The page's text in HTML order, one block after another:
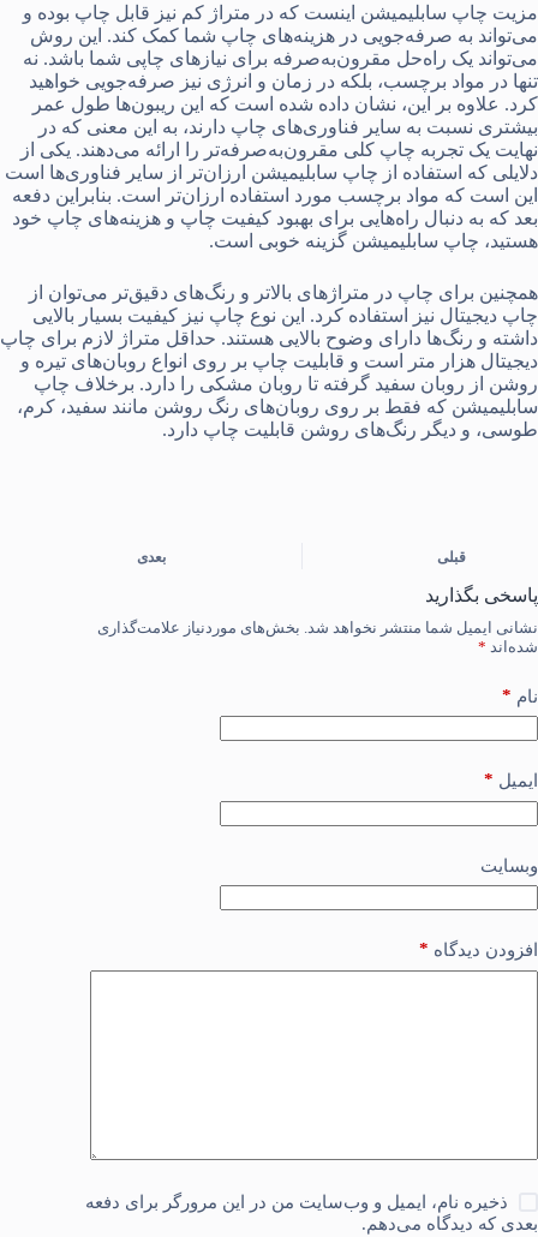
مزیت چاپ سابلیمیشن اینست که در متراژ کم نیز قابل چاپ بوده و
می‌تواند به صرفه‌جویی در هزینه‌های چاپ شما کمک کند. این روش
می‌تواند یک راه‌حل مقرون‌به‌صرفه برای نیازهای چاپی شما باشد. نه
تنها در مواد برچسب، بلکه در زمان و انرژی نیز صرفه‌جویی خواهید
کرد. علاوه بر این، نشان داده شده است که این ریبون‌ها طول عمر
بیشتری نسبت به سایر فناوری‌های چاپ دارند، به این معنی که در
نهایت یک تجربه چاپ کلی مقرون‌به‌صرفه‌تر را ارائه می‌دهند. یکی از
دلایلی که استفاده از چاپ سابلیمیشن ارزان‌تر از سایر فناوری‌ها است
این است که مواد برچسب مورد استفاده ارزان‌تر است. بنابراین دفعه
بعد که به دنبال راه‌هایی برای بهبود کیفیت چاپ و هزینه‌های چاپ خود
هستید، چاپ سابلیمیشن گزینه خوبی است.
همچنین برای چاپ در متراژهای بالاتر و رنگ‌های دقیق‌تر می‌توان از
چاپ دیجیتال نیز استفاده کرد. این نوع چاپ نیز کیفیت بسیار بالایی
داشته و رنگ‌ها دارای وضوح بالایی هستند. حداقل متراژ لازم برای چاپ
دیجیتال هزار متر است و قابلیت چاپ بر روی انواع روبان‌های تیره و
روشن از روبان سفید گرفته تا روبان مشکی را دارد. برخلاف چاپ
سابلیمیشن که فقط بر روی روبان‌های رنگ روشن مانند سفید، کرم،
طوسی، و دیگر رنگ‌های روشن قابلیت چاپ دارد.
قبلی بعدی
پاسخی بگذارید
نشانی ایمیل شما منتشر نخواهد شد. بخش‌های موردنیاز علامت‌گذاری
شده‌اند *
نام *
ایمیل *
وبسایت
افزودن دیدگاه *
ذخیره نام، ایمیل و وب‌سایت من در این مرورگر برای دفعه
بعدی که دیدگاه می‌دهم.